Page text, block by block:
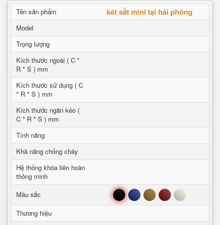
Tên sản phẩm két sắt mini tại hải phòng
Model
Trọng lượng
Kích thước ngoài ( C *
R * S ) mm
Kích thước sử dụng ( C
* R * S ) mm
Kích thước ngăn kéo (
C * R * S ) mm
Tính năng
Khả năng chống cháy
Hệ thống khóa liên hoàn
thông minh
Mầu sắc
Đen Xanh Nâu Đỏ Trắng
Thương hiệu